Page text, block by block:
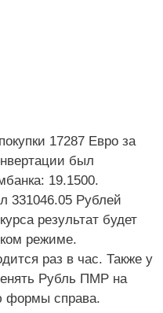
17287 Евро за
был
19.1500.
331046.05 Рублей
результат будет
режиме.
раз в час. Также у
Рубль ПМР на
формы справа.